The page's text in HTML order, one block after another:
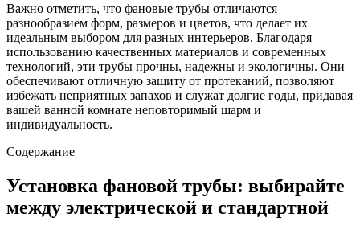
Важно отметить, что фановые трубы отличаются
разнообразием форм, размеров и цветов, что делает их
идеальным выбором для разных интерьеров. Благодаря
использованию качественных материалов и современных
технологий, эти трубы прочны, надежны и экологичны. Они
обеспечивают отличную защиту от протеканий, позволяют
избежать неприятных запахов и служат долгие годы, придавая
вашей ванной комнате неповторимый шарм и
индивидуальность.
Содержание
Установка фановой трубы: выбирайте
между электрической и стандартной